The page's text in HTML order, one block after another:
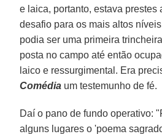
e laica, portanto, estava prestes
desafio para os mais altos
podia ser uma primeira
posta no campo até então
laico e ressurgimental. Era
Comédia um testemunho de fé.
Daí o pano de fundo operativo:
alguns lugares o 'poema